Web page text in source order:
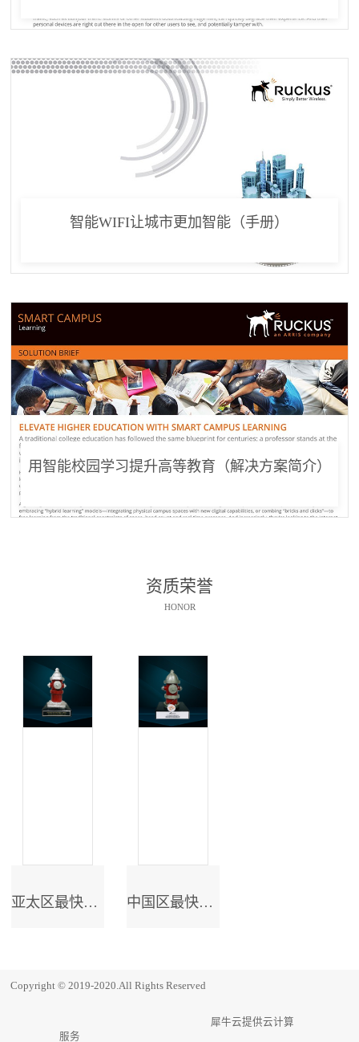
智能WIFI让城市更加智能（手册）
用智能校园学习提升高等教育（解决方案简介）
资质荣誉
HONOR
亚太区最快成长奖 中国区最快成长奖
Copyright © 2019-2020.All Rights Reserved
犀牛云提供云计算
服务